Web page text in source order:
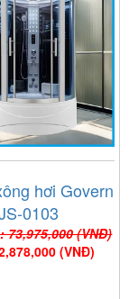
hơi Govern
0103
73,975,000 (VNĐ)
(VNĐ)